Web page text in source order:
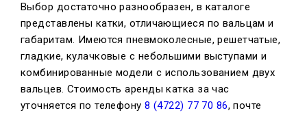
Выбор достаточно разнообразен, в каталоге
представлены катки, отличающиеся по вальцам и
габаритам. Имеются пневмоколесные, решетчатые,
гладкие, кулачковые с небольшими выступами и
комбинированные модели с использованием двух
вальцев. Стоимость аренды катка за час
уточняется по телефону8 (4722) 77 70 86, почте